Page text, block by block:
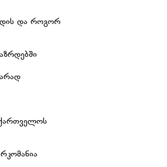
და როგორ